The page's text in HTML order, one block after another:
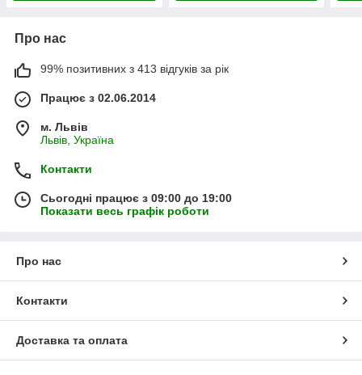
Про нас
99% позитивних з 413 відгуків за рік
Працює з 02.06.2014
м. Львів
Львів, Україна
Контакти
Сьогодні працює з 09:00 до 19:00
Показати весь графік роботи
Про нас
Контакти
Доставка та оплата